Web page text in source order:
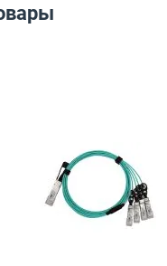
SFP PLUS 1 м, ACD-QSFP-
кабель LR-LINKОткрыть